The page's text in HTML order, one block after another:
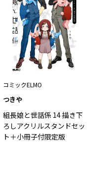
コミックELMO
つきや
組長娘と世話係 14 描き下
ろしアクリルスタンドセッ
ト＋小冊子付限定版